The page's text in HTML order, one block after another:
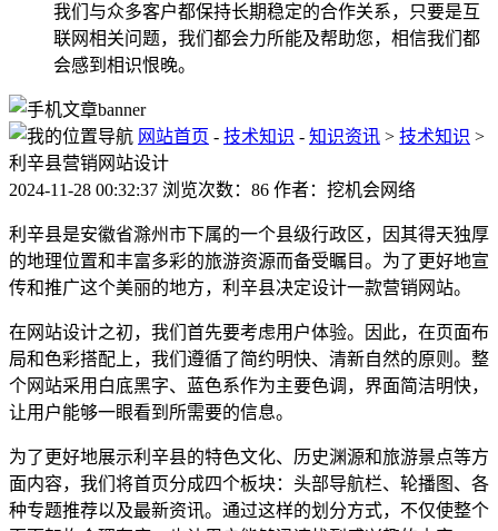
我们与众多客户都保持长期稳定的合作关系，只要是互
联网相关问题，我们都会力所能及帮助您，相信我们都
会感到相识恨晚。
网站首页 - 技术知识 - 知识资讯 > 技术知识 >
利辛县营销网站设计
2024-11-28 00:32:37 浏览次数：86 作者：挖机会网络
利辛县是安徽省滁州市下属的一个县级行政区，因其得天独厚
的地理位置和丰富多彩的旅游资源而备受瞩目。为了更好地宣
传和推广这个美丽的地方，利辛县决定设计一款营销网站。
在网站设计之初，我们首先要考虑用户体验。因此，在页面布
局和色彩搭配上，我们遵循了简约明快、清新自然的原则。整
个网站采用白底黑字、蓝色系作为主要色调，界面简洁明快，
让用户能够一眼看到所需要的信息。
为了更好地展示利辛县的特色文化、历史渊源和旅游景点等方
面内容，我们将首页分成四个板块：头部导航栏、轮播图、各
种专题推荐以及最新资讯。通过这样的划分方式，不仅使整个